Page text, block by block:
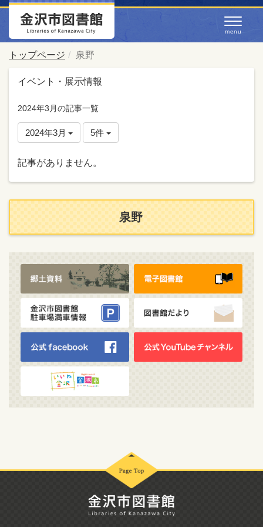
トップページ 泉野
イベント・展示情報
2024年3月の記事一覧
2024年3月 5件
記事がありません。
泉野